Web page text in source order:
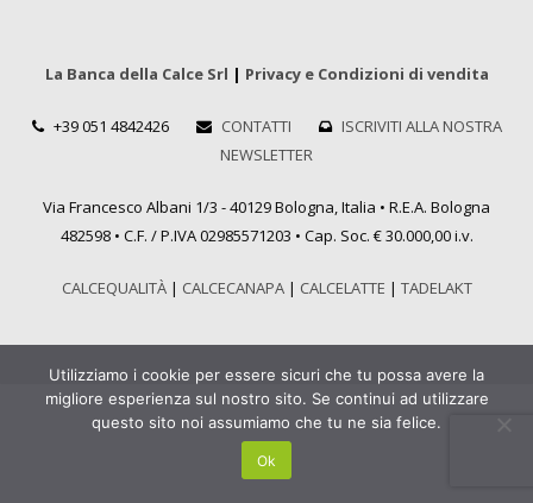
La Banca della Calce Srl | Privacy e Condizioni di vendita
+39 051 4842426 CONTATTI
ISCRIVITI ALLA NOSTRA
NEWSLETTER
Via Francesco Albani 1/3 - 40129 Bologna, Italia • R.E.A. Bologna
482598 • C.F. / P.IVA 02985571203 • Cap. Soc. € 30.000,00 i.v.
CALCEQUALITÀ| CALCECANAPA| CALCELATTE | TADELAKT
Utilizziamo i cookie per essere sicuri che tu possa avere la
migliore esperienza sul nostro sito. Se continui ad utilizzare
questo sito noi assumiamo che tu ne sia felice.
Ok